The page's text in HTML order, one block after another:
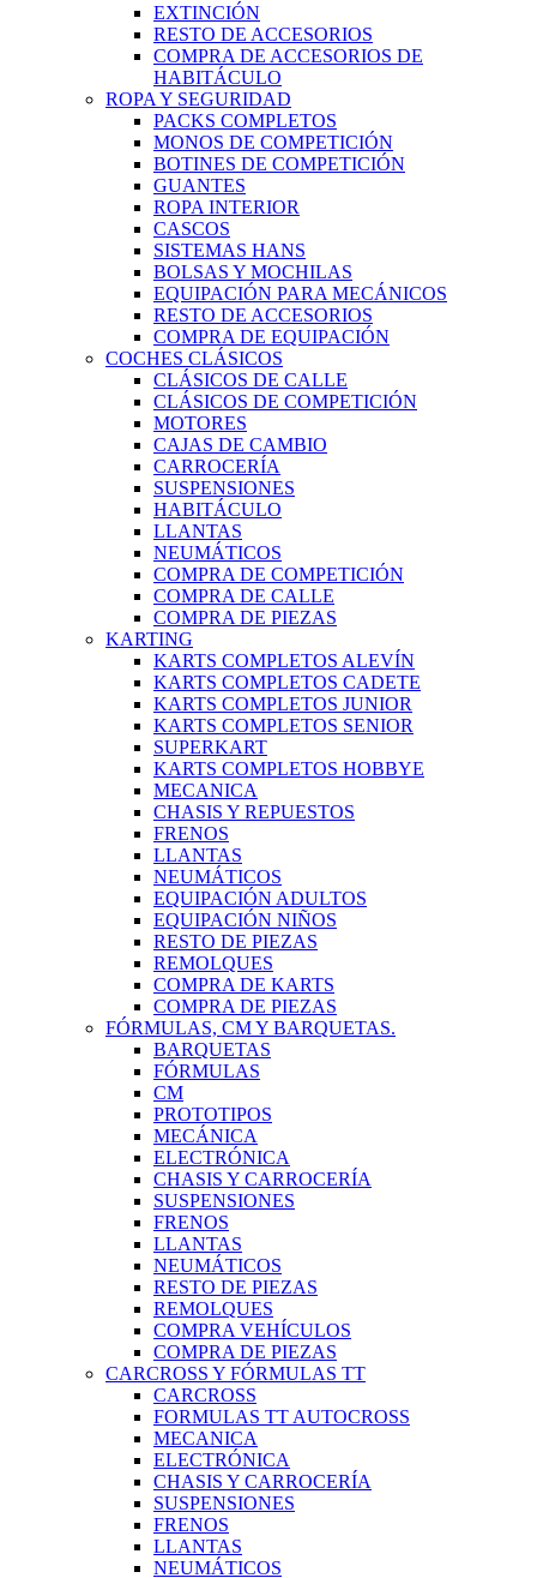
EXTINCIÓN
RESTO DE ACCESORIOS
COMPRA DE ACCESORIOS DE
HABITÁCULO
ROPA Y SEGURIDAD
PACKS COMPLETOS
MONOS DE COMPETICIÓN
BOTINES DE COMPETICIÓN
GUANTES
ROPA INTERIOR
CASCOS
SISTEMAS HANS
BOLSAS Y MOCHILAS
EQUIPACIÓN PARA MECÁNICOS
RESTO DE ACCESORIOS
COMPRA DE EQUIPACIÓN
COCHES CLÁSICOS
CLÁSICOS DE CALLE
CLÁSICOS DE COMPETICIÓN
MOTORES
CAJAS DE CAMBIO
CARROCERÍA
SUSPENSIONES
HABITÁCULO
LLANTAS
NEUMÁTICOS
COMPRA DE COMPETICIÓN
COMPRA DE CALLE
COMPRA DE PIEZAS
KARTING
KARTS COMPLETOS ALEVÍN
KARTS COMPLETOS CADETE
KARTS COMPLETOS JUNIOR
KARTS COMPLETOS SENIOR
SUPERKART
KARTS COMPLETOS HOBBYE
MECANICA
CHASIS Y REPUESTOS
FRENOS
LLANTAS
NEUMÁTICOS
EQUIPACIÓN ADULTOS
EQUIPACIÓN NIÑOS
RESTO DE PIEZAS
REMOLQUES
COMPRA DE KARTS
COMPRA DE PIEZAS
FÓRMULAS, CM Y BARQUETAS.
BARQUETAS
FÓRMULAS
CM
PROTOTIPOS
MECÁNICA
ELECTRÓNICA
CHASIS Y CARROCERÍA
SUSPENSIONES
FRENOS
LLANTAS
NEUMÁTICOS
RESTO DE PIEZAS
REMOLQUES
COMPRA VEHÍCULOS
COMPRA DE PIEZAS
CARCROSS Y FÓRMULAS TT
CARCROSS
FORMULAS TT AUTOCROSS
MECANICA
ELECTRÓNICA
CHASIS Y CARROCERÍA
SUSPENSIONES
FRENOS
LLANTAS
NEUMÁTICOS